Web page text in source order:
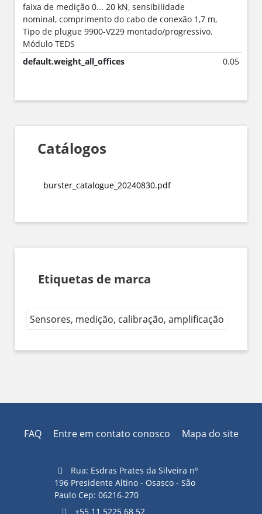
faixa de medição 0... 20 kN, sensibilidade
nominal, comprimento do cabo de conexão 1,7 m,
Tipo de plugue 9900-V229 montado/progressivo.
Módulo TEDS
default.weight_all_offices
0.05
Catálogos
burster_catalogue_20240830.pdf
Etiquetas de marca
Sensores, medição, calibração, amplificação
FAQ Entre em contato conosco Mapa do site
Rua: Esdras Prates da Silveira nº
196 Presidente Altino - Osasco - São
Paulo Cep: 06216-270
+55 11 5225 68 52